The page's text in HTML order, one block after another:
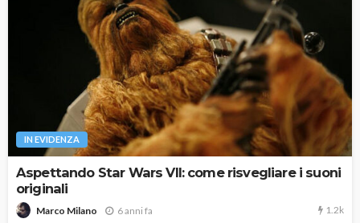
IN EVIDENZA
Aspettando Star Wars VII: come risvegliare i suoni
originali
Marco Milano 6 anni fa 1.2k